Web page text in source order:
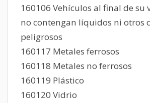
160106 Vehículos al final de su
no contengan líquidos ni otros
peligrosos
160117 Metales ferrosos
160118 Metales no ferrosos
160119 Plástico
160120 Vidrio